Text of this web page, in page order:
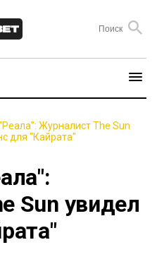
Журналист The Sun
для "Кайрата"
Sun увидел